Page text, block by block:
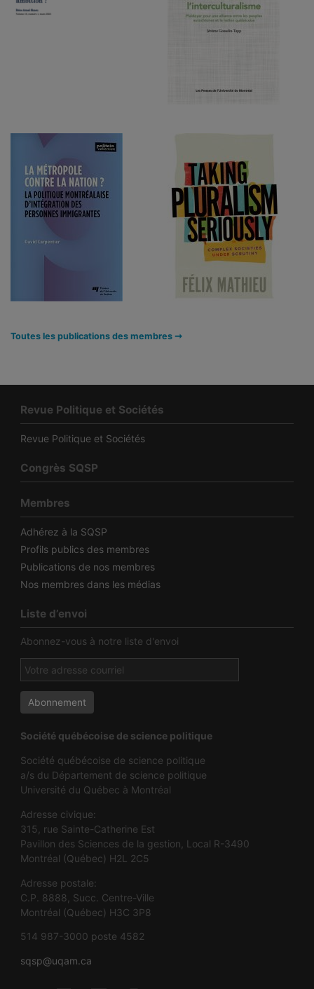
Toutes les publications des membres ➞
Revue Politique et Sociétés
Revue Politique et Sociétés
Congrès SQSP
Membres
Adhérez à la SQSP
Profils publics des membres
Publications de nos membres
Nos membres dans les médias
Liste d’envoi
Abonnez-vous à notre liste d'envoi
Société québécoise de science politique
Société québécoise de science politique
a/s du Département de science politique
Université du Québec à Montréal
Adresse civique:
315, rue Sainte-Catherine Est
Pavillon des Sciences de la gestion, Local R-3490
Montréal (Québec) H2L 2C5
Adresse postale:
C.P. 8888, Succ. Centre-Ville
Montréal (Québec) H3C 3P8
514 987-3000 poste 4582
sqsp@uqam.ca